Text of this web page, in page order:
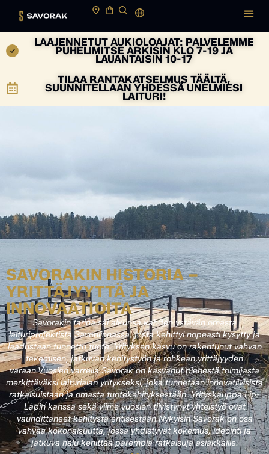
LAAJENNETUT AUKIOLOAJAT: PALVELEMME
PUHELIMITSE ARKISIN KLO 7-19 JA
LAUANTAISIN 10-17
TILAA RANTAKATSELMUS TÄÄLTÄ,
SUUNNITELLAAN YHDESSÄ UNELMIESI
LAITURI!
SAVORAKIN HISTORIA –
YRITTÄJYYTTÄ JA
INNOVAATIOITA
Savorakin tarina sai alkunsa kahden ystävän omasta
laituriprojektista Savonlinnassa, josta kehittyi nopeasti kysytty ja
laadustaan tunnettu tuote. Yrityksen kasvu on rakentunut vahvan
tekemisen, jatkuvan kehitystyön ja rohkean yrittäjyyden
varaan.Vuosien varrella Savorak on kasvanut pienestä toimijasta
merkittäväksi laiturialan yritykseksi, joka tunnetaan innovatiivisista
ratkaisuistaan ja omasta tuotekehityksestään. Yrityskauppa Lip-
Lapin kanssa sekä viime vuosien tiivistynyt yhteistyö ovat
vauhdittaneet kehitystä entisestään.Nykyisin Savorak on osa
vahvaa kokonaisuutta, jossa yhdistyvät kokemus, ideointi ja
jatkuva halu kehittää parempia ratkaisuja asiakkaille.